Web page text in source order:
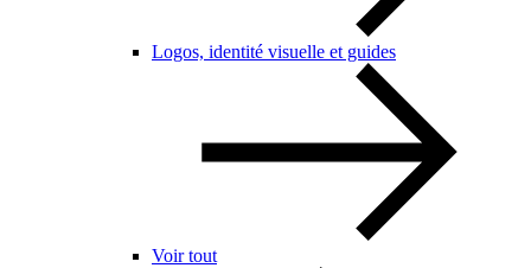
Logos, identité visuelle et guides
Voir tout